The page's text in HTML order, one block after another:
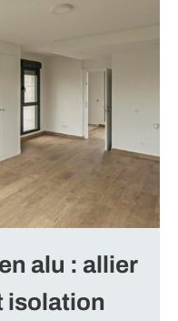
alu : allier
isolation